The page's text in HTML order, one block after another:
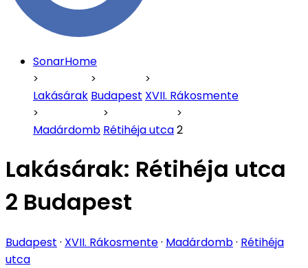
SonarHome
Lakásárak Budapest XVII. Rákosmente
Madárdomb Rétihéja utca2
Lakásárak: Rétihéja utca
2 Budapest
Budapest · XVII. Rákosmente· Madárdomb· Rétihéja
utca